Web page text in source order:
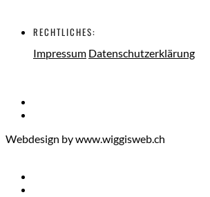
RECHTLICHES:
Impressum Datenschutzerklärung
Webdesign by www.wiggisweb.ch